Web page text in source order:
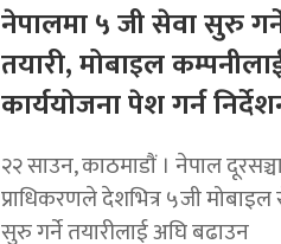
नेपालमा ५ जी सेवा सुरु
तयारी, मोबाइल
कार्ययोजना पेश गर्न
२२ साउन, काठमाडाैं । नेपाल
प्राधिकरणले देशभित्र ५जी मोबाइल
सुरु गर्ने तयारीलाई अघि बढाउन